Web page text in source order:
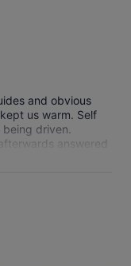
and obvious
us warm. Self
driven.
answered